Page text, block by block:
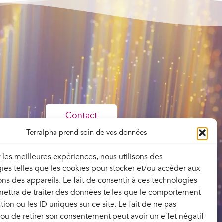
Terralpha prend soin de vos données
les meilleures expériences, nous utilisons des
telles que les cookies pour stocker et/ou accéder aux
des appareils. Le fait de consentir à ces technologies
de traiter des données telles que le comportement
ou les ID uniques sur ce site. Le fait de ne pas
de retirer son consentement peut avoir un effet négatif
Contact
Mentions légales
Politique de confidentialité
Documentations
contractuelles
Plan du site